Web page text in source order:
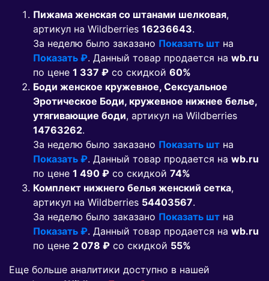
Пижама женская со штанами шелковая,
артикул на Wildberries 16236643.
За неделю было заказано Показать шт на
Показать ₽. Данный товар продается на wb.ru
по цене 1 337 ₽ co скидкой 60%
Боди женское кружевное, Сексуальное
Эротическое Боди, кружевное нижнее белье,
утягивающие боди, артикул на Wildberries
14763262.
За неделю было заказано Показать шт на
Показать ₽. Данный товар продается на wb.ru
по цене 1 490 ₽ co скидкой 74%
Комплект нижнего белья женский сетка,
артикул на Wildberries 54403567.
За неделю было заказано Показать шт на
Показать ₽. Данный товар продается на wb.ru
по цене 2 078 ₽ co скидкой 55%
Еще больше аналитики доступно в нашей